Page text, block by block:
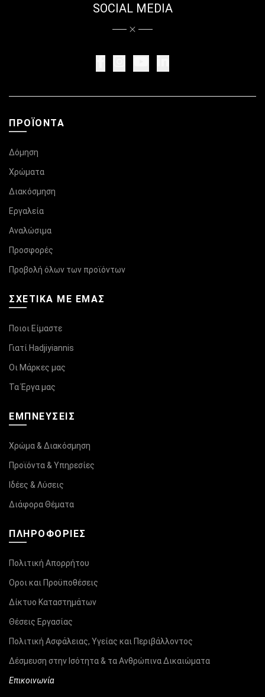
SOCIAL MEDIA
ΠΡΟΪΌΝΤΑ
Δόμηση
Χρώματα
Διακόσμηση
Εργαλεία
Αναλώσιμα
Προσφορές
Προβολή όλων των προϊόντων
ΣΧΕΤΙΚΆ ΜΕ ΕΜΑΣ
Ποιοι Είμαστε
Γιατί Hadjiyiannis
Οι Μάρκες μας
Τα Έργα μας
ΕΜΠΝΕΥΣΕΙΣ
Χρώμα & Διακόσμηση
Προϊόντα & Υπηρεσίες
Ιδέες & Λύσεις
Διάφορα Θέματα
ΠΛΗΡΟΦΟΡΊΕΣ
Πολιτική Απορρήτου
Οροι και Προϋποθέσεις
Δίκτυο Καταστημάτων
Θέσεις Εργασίας
Πολιτική Ασφάλειας, Υγείας και Περιβάλλοντος
Δέσμευση στην Ισότητα & τα Ανθρώπινα Δικαιώματα
Επικοινωνία